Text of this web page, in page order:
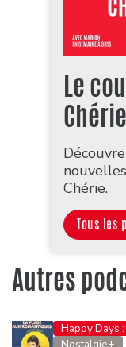
Le
Chérie
Chérie.
Tous les
Autres
Happy Days